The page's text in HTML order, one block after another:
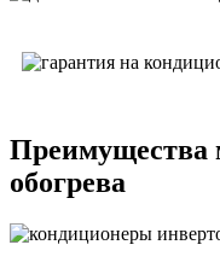
Преимущества
обогрева